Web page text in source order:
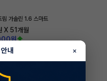
림 가솔린 1.6 스마트
X 51개월
원
4MATIC+ Coupe
내 ×